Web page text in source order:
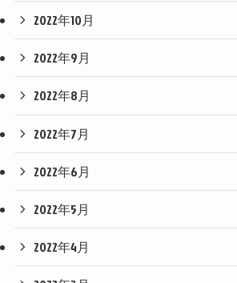
2022年10月
2022年9月
2022年8月
2022年7月
2022年6月
2022年5月
2022年4月